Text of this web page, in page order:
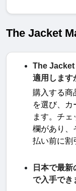
The Jacket
The Jacket
適用します
購入する商
を選び、カ
ます。チ
欄があり、
払い前に割
日本で最
で入手でき